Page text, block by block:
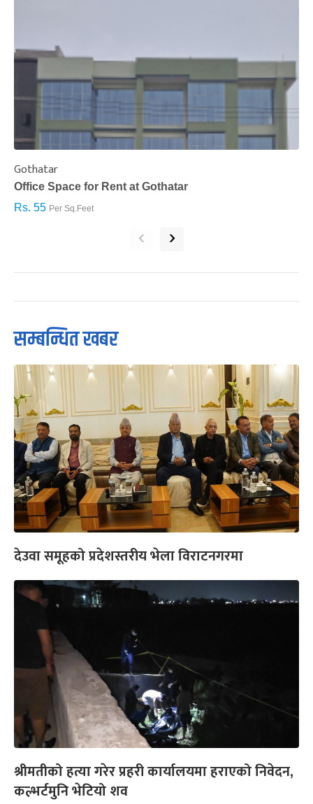
Gothatar
Office Space for Rent at Gothatar
Rs. 55 Per Sq.Feet
‹ ›
सम्बन्धित खबर
देउवा समूहको प्रदेशस्तरीय भेला विराटनगरमा
श्रीमतीको हत्या गरेर प्रहरी कार्यालयमा हराएको निवेदन,
कल्भर्टमुनि भेटियो शव